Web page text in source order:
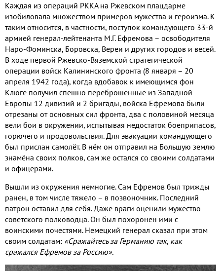
Каждая из операций РККА на Ржевском плацдарме
изобиловала множеством примеров мужества и героизма. К
таким относится, в частности, поступок командующего 33-й
армией генерал-лейтенанта М.Г. Ефремова – освободителя
Наро-Фоминска, Боровска, Вереи и других городов и весей.
В ходе первой Ржевско-Вяземской стратегической
операции войск Калининского фронта (8 января – 20
апреля 1942 года), когда вдобавок к имеющимся фон
Клюге получил спешно переброшенные из Западной
Европы 12 дивизий и 2 бригады, войска Ефремова были
отрезаны от основных сил фронта, два с половиной месяца
вели бои в окружении, испытывая недостаток боеприпасов,
горючего и продовольствия. Для эвакуации командующего
был прислан самолёт. В нём он отправил на Большую землю
знамёна своих полков, сам же остался со своими солдатами
и офицерами.
Вышли из окружения немногие. Сам Ефремов был трижды
ранен, в том числе тяжело – в позвоночник. Последний
патрон оставил для себя. Даже враги оценили мужество
советского полководца. Он был похоронен ими с
воинскими почестями. Немецкий генерал сказал при этом
своим солдатам: «Сражайтесь за Германию так, как
сражался Ефремов за Россию».